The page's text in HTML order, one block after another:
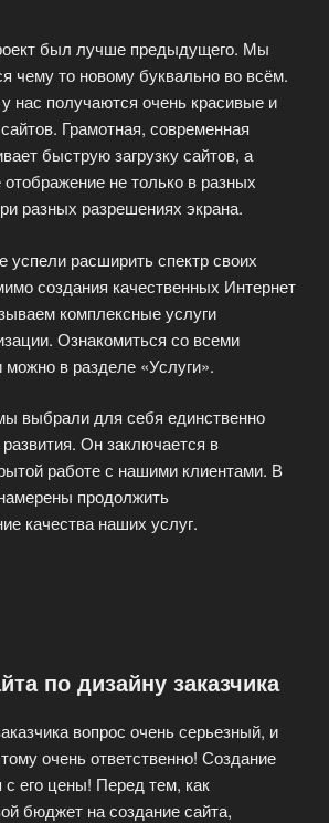
был лучше предыдущего. Мы
чему то новому буквально во всём.
нас получаются очень красивые и
Грамотная, современная
быструю загрузку сайтов, а
отображение не только в разных
разных разрешениях экрана.
расширить спектр своих
создания качественных Интернет
комплексные услуги
Ознакомиться со всеми
в разделе «Услуги».
выбрали для себя единственно
Он заключается в
работе с нашими клиентами. В
продолжить
качества наших услуг.
по дизайну заказчика
вопрос очень серьезный, и
очень ответственно! Создание
с его цены! Перед тем, как
бюджет на создание сайта,